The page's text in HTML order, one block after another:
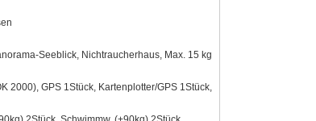
Seeblick, Nichtraucherhaus, Max. 15 kg
2000), GPS 1Stück, Kartenplotter/GPS 1Stück,